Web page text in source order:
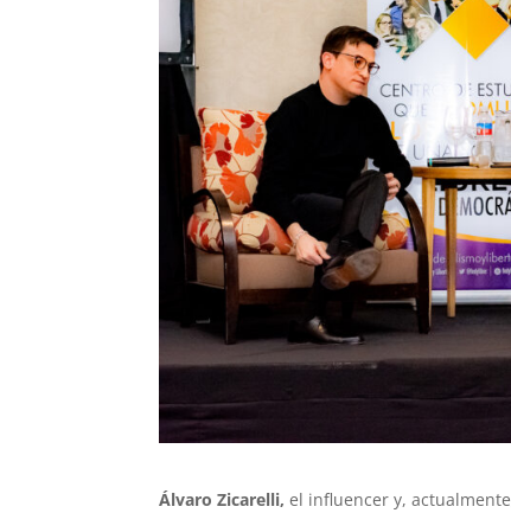
Álvaro Zicarelli, el influencer y,